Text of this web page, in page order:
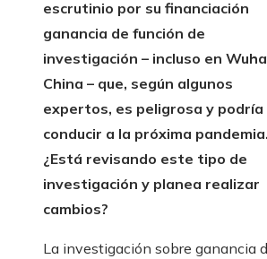
escrutinio por su financiación
ganancia de función de
investigación – incluso en
China – que, según algunos
expertos, es peligrosa y podría
conducir a la próxima pandemia.
¿Está revisando este tipo de
investigación y planea realizar
cambios?
La investigación sobre ganancia